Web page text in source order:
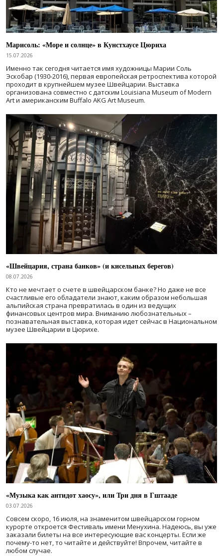
Марисоль: «Море и солнце» в Кунстхаусе Цюриха
15.07.2026
Именно так сегодня читается имя художницы Марии Соль
Эскобар (1930-2016), первая европейская ретроспектива которой
проходит в крупнейшем музее Швейцарии. Выставка
организована совместно с датским Louisiana Museum of Modern
Art и американским Buffalo AKG Art Museum.
«Швейцария, страна банков» (и кисельных берегов)
08.07.2026
Кто не мечтает о счете в швейцарском банке? Но даже не все
счастливые его обладатели знают, каким образом небольшая
альпийская страна превратилась в один из ведущих
финансовых центров мира. Вниманию любознательных –
познавательная выставка, которая идет сейчас в Национальном
музее Швейцарии в Цюрихе.
«Музыка как антидот хаосу», или Три дня в Гштааде
03.07.2026
Совсем скоро, 16 июля, на знаменитом швейцарском горном
курорте откроется Фестиваль имени Менухина. Надеюсь, вы уже
заказали билеты на все интересующие вас концерты. Если же
почему-то нет, то читайте и действуйте! Впрочем, читайте в
любом случае.